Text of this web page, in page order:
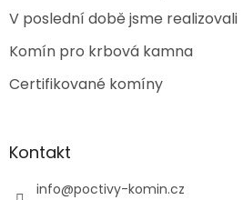
V poslední době jsme realizovali
Komín pro krbová kamna
Certifikované komíny
Kontakt
info@poctivy-komin.cz